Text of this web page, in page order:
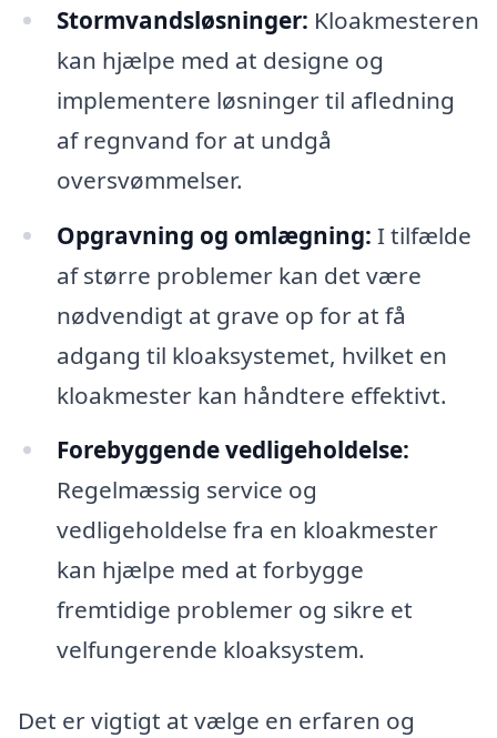
Stormvandsløsninger: Kloakmesteren
kan hjælpe med at designe og
implementere løsninger til afledning
af regnvand for at undgå
oversvømmelser.
Opgravning og omlægning: I tilfælde
af større problemer kan det være
nødvendigt at grave op for at få
adgang til kloaksystemet, hvilket en
kloakmester kan håndtere effektivt.
Forebyggende vedligeholdelse:
Regelmæssig service og
vedligeholdelse fra en kloakmester
kan hjælpe med at forbygge
fremtidige problemer og sikre et
velfungerende kloaksystem.
Det er vigtigt at vælge en erfaren og